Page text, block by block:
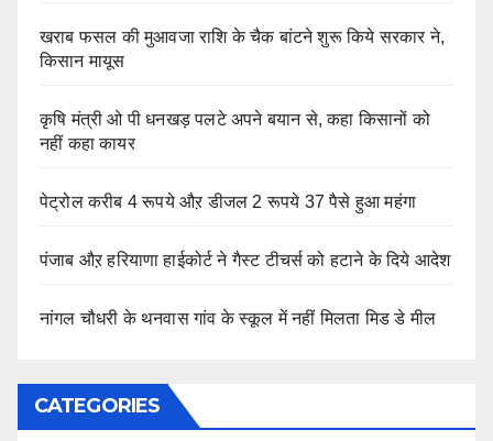
खराब फसल की मुआवजा राशि के चैक बांटने शुरू किये सरकार ने,
किसान मायूस
कृषि मंत्री ओ पी धनखड़ पलटे अपने बयान से, कहा किसानों को
नहीं कहा कायर
पेट्रोल करीब 4 रूपये औऱ डीजल 2 रूपये 37 पैसे हुआ महंगा
पंजाब औऱ हरियाणा हाईकोर्ट ने गैस्ट टीचर्स को हटाने के दिये आदेश
नांगल चौधरी के थनवास गांव के स्कूल में नहीं मिलता मिड डे मील
CATEGORIES